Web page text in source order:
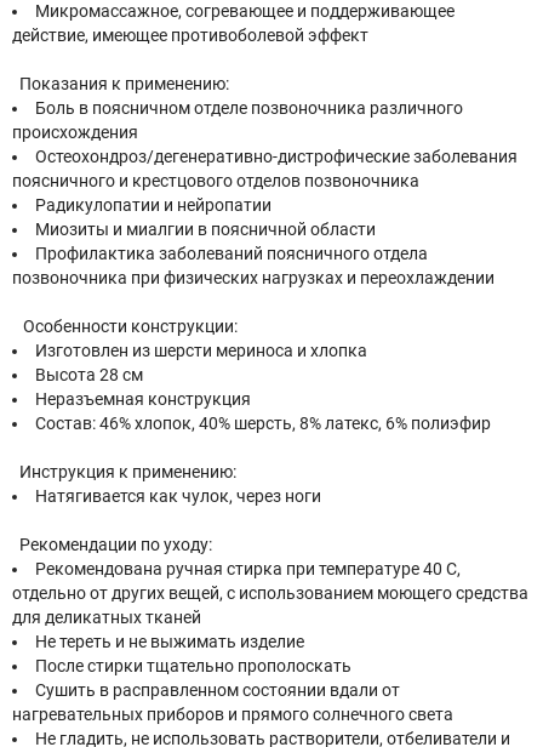
Микромассажное, согревающее и поддерживающее
действие, имеющее противоболевой эффект
Показания к применению:
Боль в поясничном отделе позвоночника различного
происхождения
Остеохондроз/дегенеративно-дистрофические заболевания
поясничного и крестцового отделов позвоночника
Радикулопатии и нейропатии
Миозиты и миалгии в поясничной области
Профилактика заболеваний поясничного отдела
позвоночника при физических нагрузках и переохлаждении
Особенности конструкции:
Изготовлен из шерсти мериноса и хлопка
Высота 28 см
Неразъемная конструкция
Состав: 46% хлопок, 40% шерсть, 8% латекс, 6% полиэфир
Инструкция к применению:
Натягивается как чулок, через ноги
Рекомендации по уходу:
Рекомендована ручная стирка при температуре 40 С,
отдельно от других вещей, с использованием моющего средства
для деликатных тканей
Не тереть и не выжимать изделие
После стирки тщательно прополоскать
Сушить в расправленном состоянии вдали от
нагревательных приборов и прямого солнечного света
Не гладить, не использовать растворители, отбеливатели и